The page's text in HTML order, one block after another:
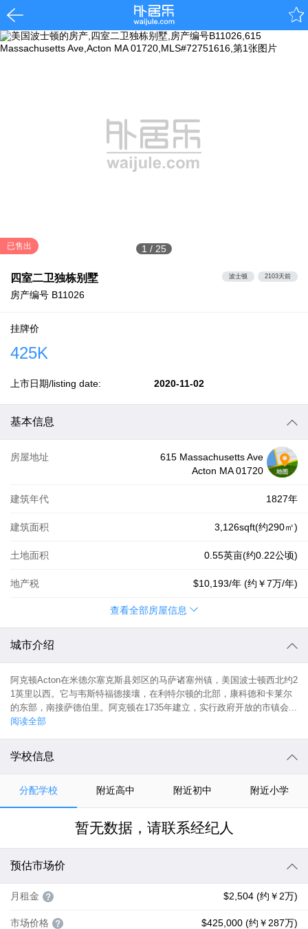
1 / 25
已售出
四室二卫独栋别墅
房产编号 B11026
波士顿 2103天前
挂牌价
425K
上市日期/listing date: 2020-11-02
基本信息
房屋地址
615 Massachusetts Ave
Acton MA 01720
建筑年代 1827年
建筑面积 3,126sqft(约290㎡)
土地面积 0.55英亩(约0.22公顷)
地产税 $10,193/年 (约 ￥7万/年)
查看全部房屋信息
城市介绍
阿克顿Acton在米德尔塞克斯县郊区的马萨诸塞州镇，美国波士顿西北约2
1英里以西。它与韦斯特福德接壤，在利特尔顿的北部，康科德和卡莱尔
的东部，南接萨德伯里。阿克顿在1735年建立，实行政府开放的市镇会...
阅读全部
学校信息
分配学校 附近高中 附近初中 附近小学
暂无数据，请联系经纪人
预估市场价
月租金 $2,504 (约￥2万)
市场价格 $425,000 (约￥287万)